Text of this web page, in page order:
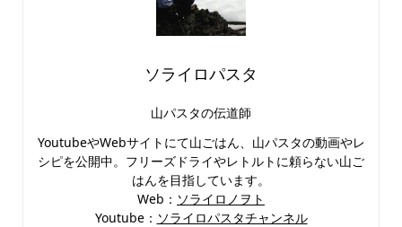
ソライロパスタ
山パスタの伝道師
YoutubeやWebサイトにて山ごはん、山パスタの動画やレ
シピを公開中。フリーズドライやレトルトに頼らない山ご
はんを目指しています。
Web： ソライロノヲト
Youtube： ソライロパスタチャンネル